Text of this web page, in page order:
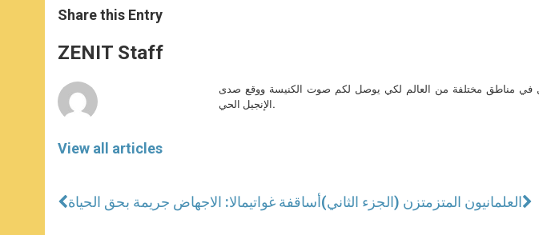
t
s
p
p
s
e
g
e
e
b
o
k
Share this Entry
ZENIT Staff
View all articles
في مناطق مختلفة من العالم لكي يوصل لكم صوت الكنيسة ووقع صدى
الإنجيل الحي.
أساقفة غواتيمالا: الاجهاض جريمة بحق الحياةالعلمانيون المتزمتزن (الجزء الثاني)